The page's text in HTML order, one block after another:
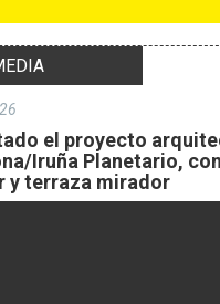
el proyecto
Iruña Planetario,
y terraza mirador